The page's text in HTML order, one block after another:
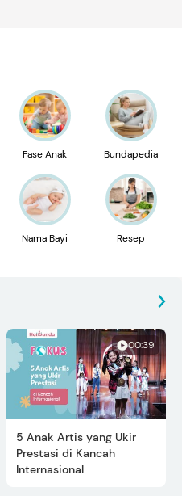
Fase Anak Bundapedia
Nama Bayi Resep
00:39
5 Anak Artis yang Ukir
Prestasi di Kancah
Internasional